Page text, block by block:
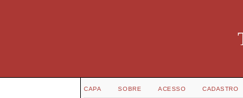
CAPA SOBRE ACESSO CADASTRO